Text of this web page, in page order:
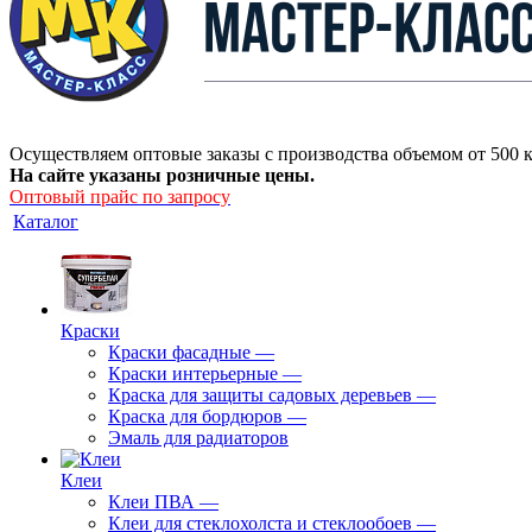
Осуществляем оптовые заказы с производства объемом от 500
На сайте указаны розничные цены.
Оптовый прайс по запросу
Каталог
Краски
Краски фасадные —
Краски интерьерные —
Краска для защиты садовых деревьев —
⁠Краска для бордюров —
Эмаль для радиаторов
Клеи
Клеи ПВА —
Клеи для стеклохолста и стеклообоев —